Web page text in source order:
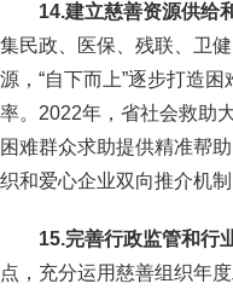
14.建立慈善资源供给
集民政、医保、残联、卫
源，“自下而上”逐步打造
率。2022年，省社会救助
困难群众求助提供精准帮
织和爱心企业双向推介机
15.完善行政监管和行
点，充分运用慈善组织年